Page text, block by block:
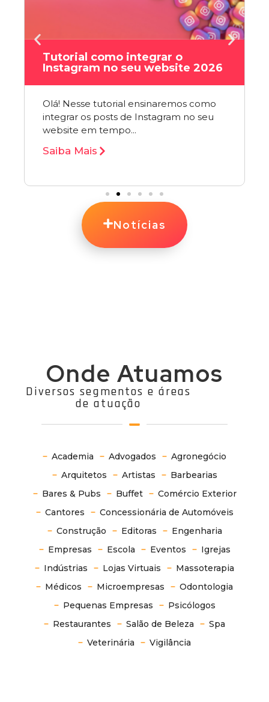
Tutorial como integrar o
Instagram no seu website 2026
Olá! Nesse tutorial ensinaremos como
integrar os posts de Instagram no seu
website em tempo...
Saiba Mais
Notícias
Onde Atuamos
Diversos segmentos e áreas
de atuação
Academia Advogados
Agronegócio
Arquitetos
Artistas
Barbearias
Bares & Pubs
Buffet
Comércio Exterior
Cantores
Concessionária de Automóveis
Construção
Editoras
Engenharia
Empresas
Escola Eventos
Igrejas
Indústrias
Lojas Virtuais
Massoterapia
Médicos
Microempresas
Odontologia
Pequenas Empresas
Psicólogos
Restaurantes
Salão de Beleza
Spa
Veterinária
Vigilância